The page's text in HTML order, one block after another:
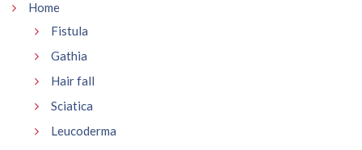
Home
Fistula
Gathia
Hair fall
Sciatica
Leucoderma